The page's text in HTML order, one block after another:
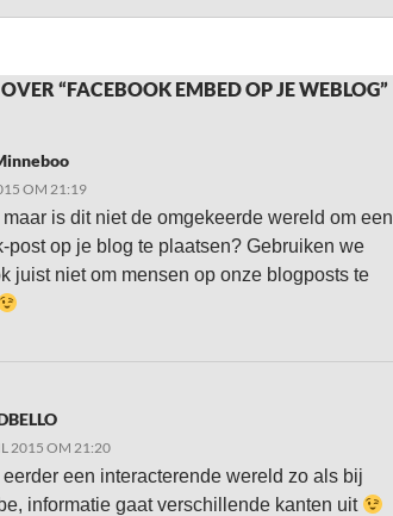
“FACEBOOK EMBED OP JE WEBLOG”
OM 21:19
is dit niet de omgekeerde wereld om een
post op je blog te plaatsen? Gebruiken we
juist niet om mensen op onze blogposts te
2015 OM 21:20
eerder een interacterende wereld zo als bij
informatie gaat verschillende kanten uit